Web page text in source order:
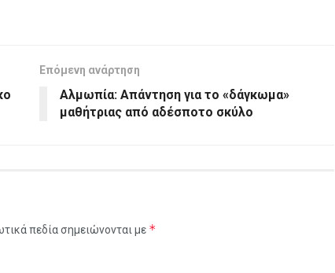
Επόμενη ανάρτηση
Αλμωπία: Απάντηση για το «δάγκωμα»
μαθήτριας από αδέσποτο σκύλο
πεδία σημειώνονται με *